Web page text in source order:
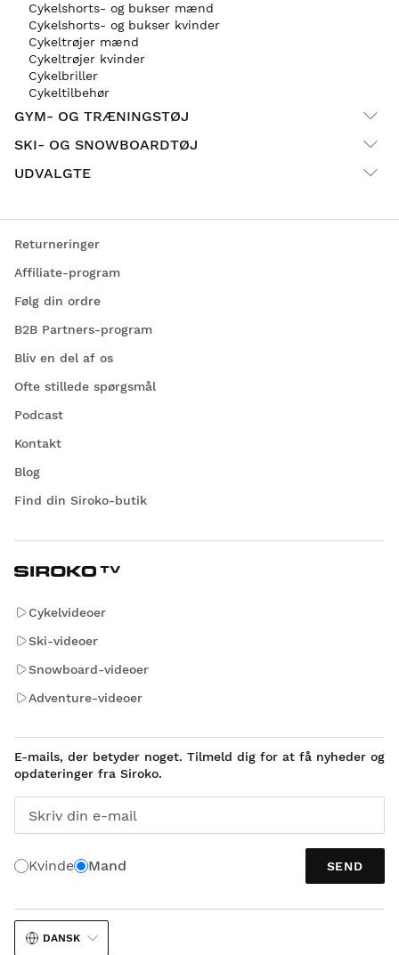
Cykelshorts- og bukser mænd
Cykelshorts- og bukser kvinder
Cykeltrøjer mænd
Cykeltrøjer kvinder
Cykelbriller
Cykeltilbehør
GYM- OG TRÆNINGSTØJ
SKI- OG SNOWBOARDTØJ
UDVALGTE
Returneringer
Affiliate-program
Følg din ordre
B2B Partners-program
Bliv en del af os
Ofte stillede spørgsmål
Podcast
Kontakt
Blog
Find din Siroko-butik
Cykelvideoer
Ski-videoer
Snowboard-videoer
Adventure-videoer
E-mails, der betyder noget. Tilmeld dig for at få nyheder og
opdateringer fra Siroko.
Skriv din e-mail
Kvinde Mand SEND
DANSK